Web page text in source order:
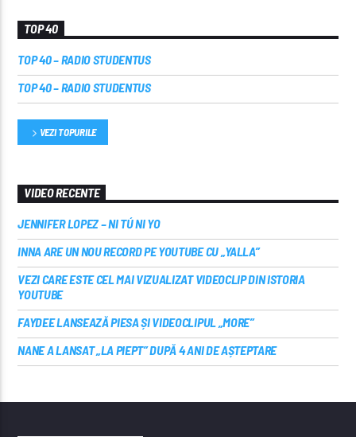
TOP 40
TOP 40 – RADIO STUDENTUS
TOP 40 – RADIO STUDENTUS
VEZI TOPURILE
VIDEO RECENTE
JENNIFER LOPEZ – NI TÚ NI YO
INNA ARE UN NOU RECORD PE YOUTUBE CU „YALLA”
VEZI CARE ESTE CEL MAI VIZUALIZAT VIDEOCLIP DIN ISTORIA
YOUTUBE
FAYDEE LANSEAZĂ PIESA ȘI VIDEOCLIPUL „MORE”
NANE A LANSAT „LA PIEPT” DUPĂ 4 ANI DE AȘTEPTARE